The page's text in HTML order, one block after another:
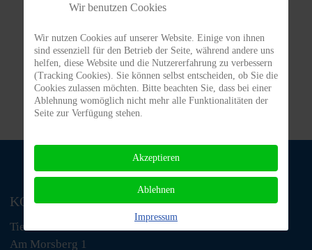
Mehr erfahren
KONTAKT
Tiere in Not Odenwald e.V.
Am Morsberg 1
Wir benutzen Cookies
Wir nutzen Cookies auf unserer Website. Einige von ihnen
sind essenziell für den Betrieb der Seite, während andere uns
helfen, diese Website und die Nutzererfahrung zu verbessern
(Tracking Cookies). Sie können selbst entscheiden, ob Sie die
Cookies zulassen möchten. Bitte beachten Sie, dass bei einer
Ablehnung womöglich nicht mehr alle Funktionalitäten der
Seite zur Verfügung stehen.
Akzeptieren
Ablehnen
Impressum